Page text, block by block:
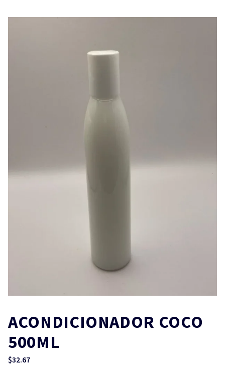
ACONDICIONADOR COCO
500ML
$32.67